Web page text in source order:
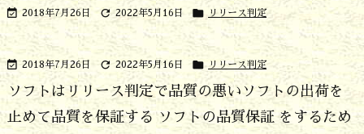
 2018年7月26日  2022年5月16日  リリース判定
 2018年7月26日  2022年5月16日  リリース判定
ソフトはリリース判定で品質の悪いソフトの出荷を
止めて品質を保証する ソフトの品質保証 をするため